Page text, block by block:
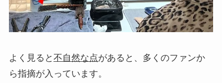
よく見ると 不自然な点があると、多くのファンか
ら指摘が入っています。